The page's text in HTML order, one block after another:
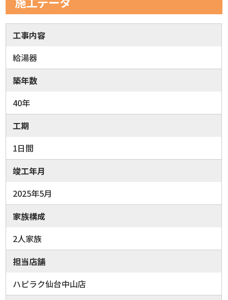
工事内容
給湯器
築年数
40年
工期
1日間
竣工年月
2025年5月
家族構成
2人家族
担当店舗
ハピラク仙台中山店